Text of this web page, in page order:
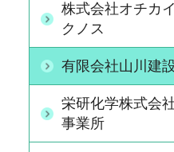
株式会社オチカ
クノス
有限会社山川建
栄研化学株式会
事業所